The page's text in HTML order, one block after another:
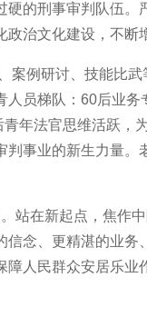
硬的刑事审判队伍。
政治文化建设，不
案例研讨、技能比
人员梯队：60后业务
青年法官思维活跃
判事业的新生力量
站在新起点，焦作
信念、更精湛的业
障人民群众安居乐业